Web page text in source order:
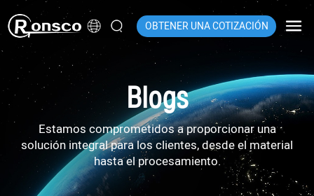
OBTENER UNA COTIZACIÓN
Blogs
Estamos comprometidos a proporcionar una
solución integral para los clientes, desde el material
hasta el procesamiento.